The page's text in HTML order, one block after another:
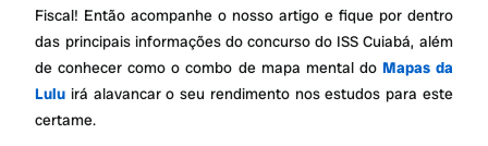
Fiscal! Então acompanhe o nosso artigo e fique por dentro
das principais informações do concurso do ISS Cuiabá, além
de conhecer como o combo de mapa mental do Mapas da
Lulu irá alavancar o seu rendimento nos estudos para este
certame.